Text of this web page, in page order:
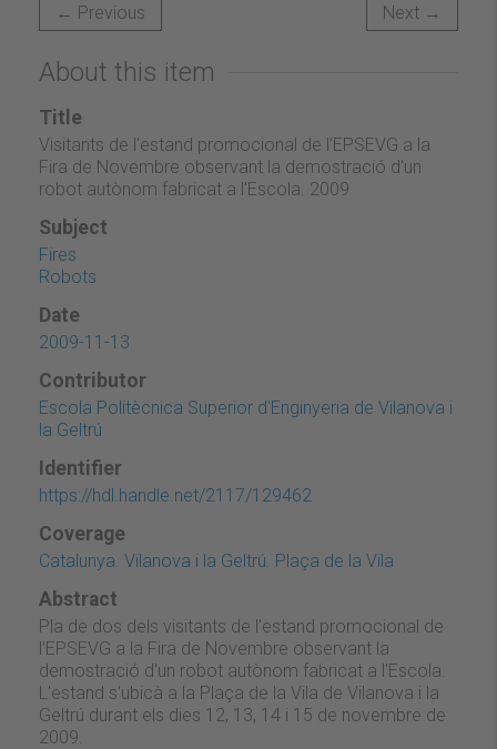
← Previous Next →
About this item
Title
Visitants de l'estand promocional de l'EPSEVG a la
Fira de Novembre observant la demostració d'un
robot autònom fabricat a l'Escola. 2009
Subject
Fires
Robots
Date
2009-11-13
Contributor
Escola Politècnica Superior d'Enginyeria de Vilanova i
la Geltrú
Identifier
https://hdl.handle.net/2117/129462
Coverage
Catalunya. Vilanova i la Geltrú. Plaça de la Vila
Abstract
Pla de dos dels visitants de l'estand promocional de
l'EPSEVG a la Fira de Novembre observant la
demostració d'un robot autònom fabricat a l'Escola.
L'estand s'ubicà a la Plaça de la Vila de Vilanova i la
Geltrú durant els dies 12, 13, 14 i 15 de novembre de
2009.